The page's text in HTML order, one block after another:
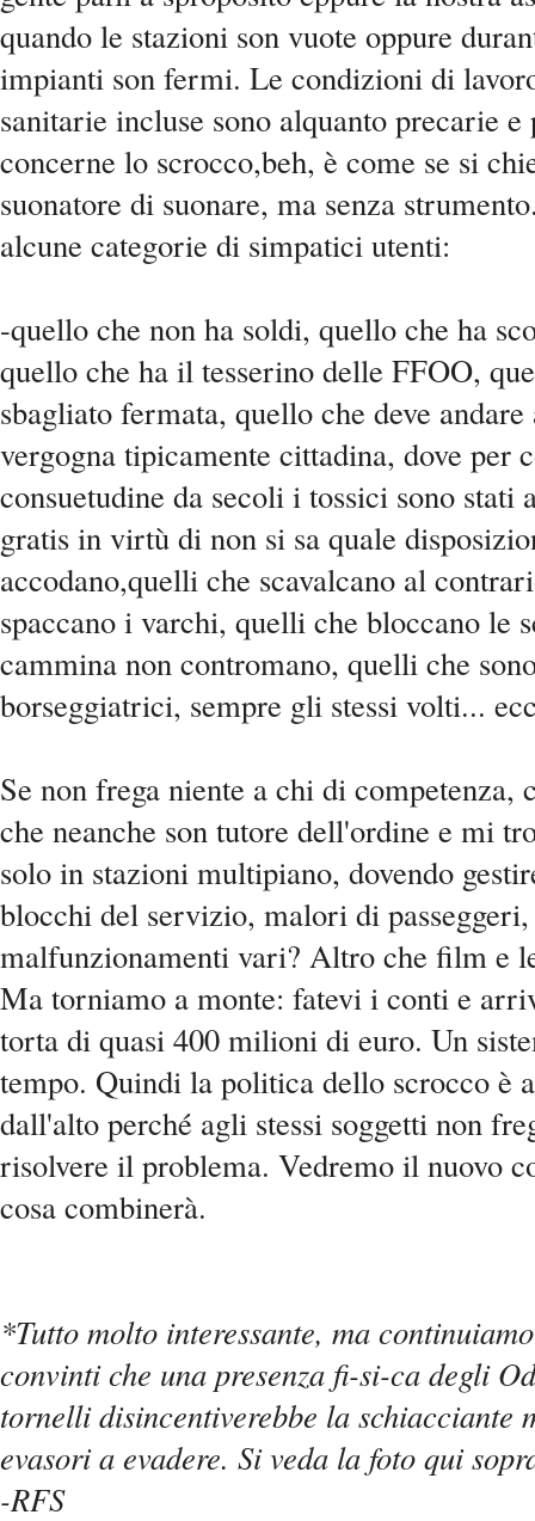
quando le stazioni son vuote oppure
impianti son fermi. Le condizioni di
sanitarie incluse sono alquanto precarie e
concerne lo scrocco,beh, è come se si
suonatore di suonare, ma senza
alcune categorie di simpatici utenti:
-quello che non ha soldi, quello che ha
quello che ha il tesserino delle FFOO,
sbagliato fermata, quello che deve
vergogna tipicamente cittadina, dove per
consuetudine da secoli i tossici sono stati
gratis in virtù di non si sa quale
accodano,quelli che scavalcano al
spaccano i varchi, quelli che bloccano le
cammina non contromano, quelli che
borseggiatrici, sempre gli stessi volti...
Se non frega niente a chi di competenza,
che neanche son tutore dell'ordine e mi
solo in stazioni multipiano, dovendo
blocchi del servizio, malori di passeggeri,
malfunzionamenti vari? Altro che film e
Ma torniamo a monte: fatevi i conti e
torta di quasi 400 milioni di euro. Un
tempo. Quindi la politica dello scrocco è
dall'alto perché agli stessi soggetti non
risolvere il problema. Vedremo il nuovo
cosa combinerà.
*Tutto molto interessante, ma
convinti che una presenza fi-si-ca degli
tornelli disincentiverebbe la schiacciante
evasori a evadere. Si veda la foto qui
-RFS